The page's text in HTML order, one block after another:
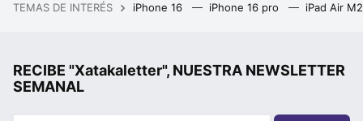
TEMAS DE INTERÉS iPhone 16 iPhone 16 pro iPad Air
RECIBE "Xatakaletter", NUESTRA NEWSLETTER
SEMANAL